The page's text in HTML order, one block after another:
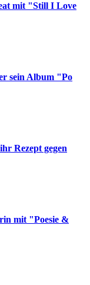
mit "Still I Love
sein Album "Po
Rezept gegen
mit "Poesie &